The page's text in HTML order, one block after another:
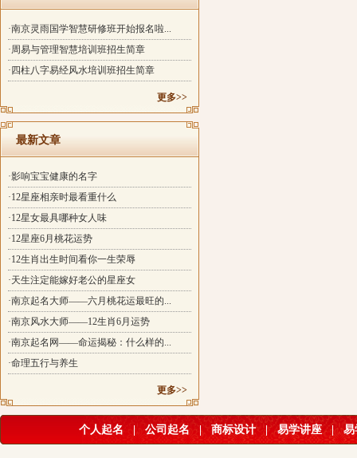
·南京灵雨国学智慧研修班开始报名啦...
·周易与管理智慧培训班招生简章
·四柱八字易经风水培训班招生简章
更多>>
最新文章
·影响宝宝健康的名字
·12星座相亲时最看重什么
·12星女最具哪种女人味
·12星座6月桃花运势
·12生肖出生时间看你一生荣辱
·天生注定能嫁好老公的星座女
·南京起名大师——六月桃花运最旺的...
·南京风水大师——12生肖6月运势
·南京起名网——命运揭秘：什么样的...
·命理五行与养生
更多>>
个人起名 公司起名 | 商标设计 | 易学讲座 | 易